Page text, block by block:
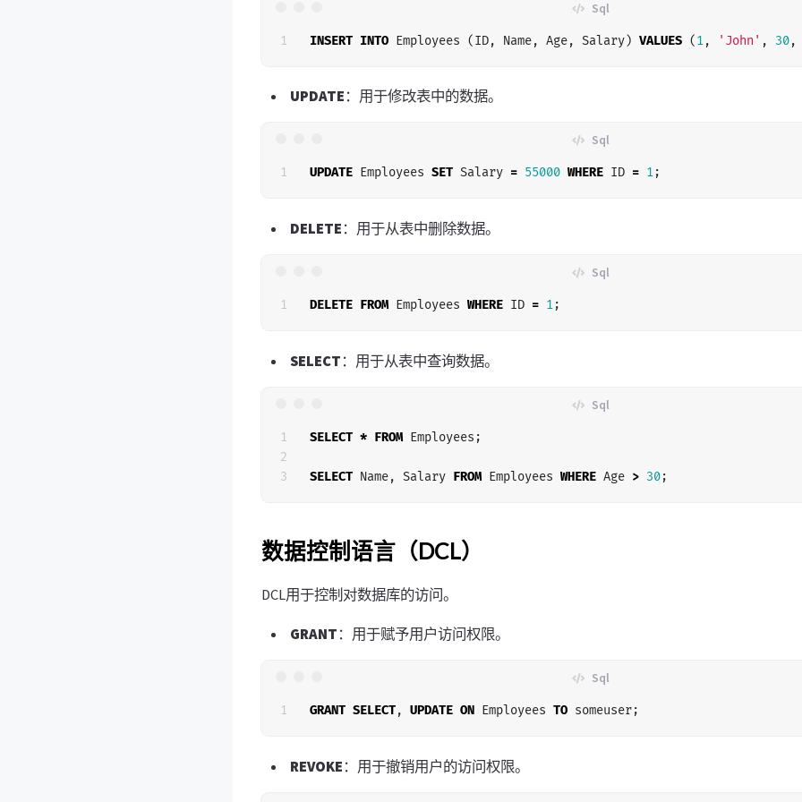
INSERT INTO Employees (ID, Name, Age, Salary) VALUES (1, 'John' , 30,
UPDATE ：用于修改表中的数据。
UPDATE Employees SET Salary = 55000 WHERE ID = 1;
DELETE ：用于从表中删除数据。
DELETE FROM Employees WHERE ID = 1;
SELECT ：用于从表中查询数据。
1
2
SELECT * FROM Employees ;
SELECT Name, Salary FROM Employees WHERE Age > 30;
数据控制语言（DCL）
DCL用于控制对数据库的访问。
GRANT ：用于赋予用户访问权限。
GRANT SELECT, UPDATE ON Employees TO someuser;
REVOKE ：用于撤销用户的访问权限。